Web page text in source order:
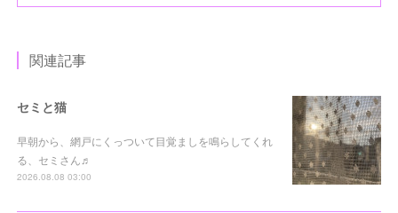
関連記事
セミと猫
早朝から、網戸にくっついて目覚ましを鳴らしてくれ
る、セミさん♬
2026.08.08 03:00